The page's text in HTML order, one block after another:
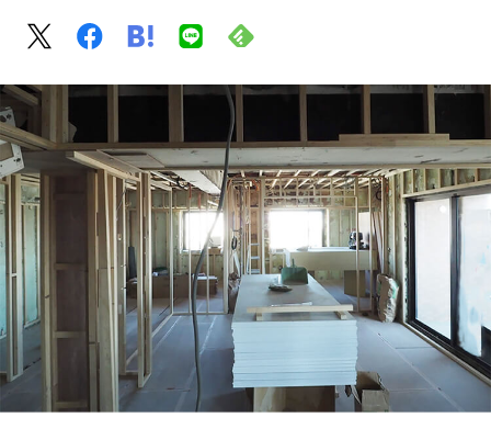
4/4 第8話：いろんな資料を受け取っていた